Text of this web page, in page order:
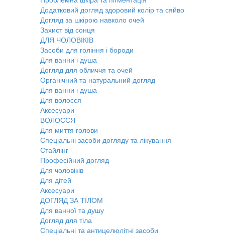
Додатковий догляд здоровий колір та сяйво
Догляд за шкірою навколо очей
Захист від сонця
ДЛЯ ЧОЛОВІКІВ
Засоби для гоління і бороди
Для ванни і душа
Догляд для обличчя та очей
Органічний та натуральний догляд
Для ванни і душа
Для волосся
Аксесуари
ВОЛОССЯ
Для миття голови
Спеціальні засоби догляду та лікування
Стайлінг
Професійний догляд
Для чоловіків
Для дітей
Аксесуари
ДОГЛЯД ЗА ТІЛОМ
Для ванної та душу
Догляд для тіла
Спеціальні та антицелюлітні засоби